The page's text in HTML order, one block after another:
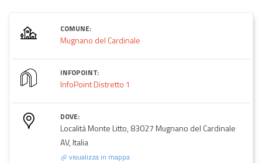
COMUNE:
Mugnano del Cardinale
INFOPOINT:
InfoPoint Distretto 1
DOVE:
Località Monte Litto, 83027 Mugnano del Cardinale
AV, Italia
visualizza in mappa